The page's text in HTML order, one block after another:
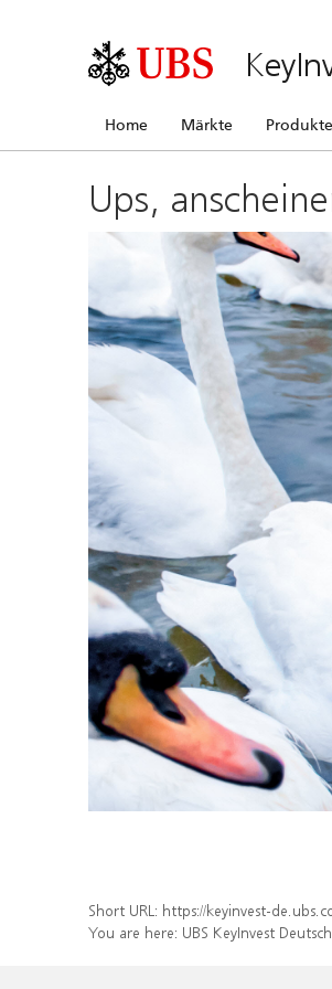
Home Märkte Produkte
Ups,
Short URL: https://keyinvest-
You are here: UBS KeyInvest